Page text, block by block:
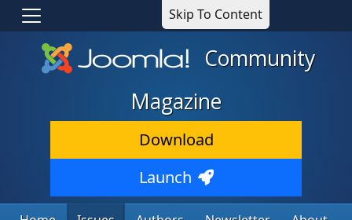
Skip To Content
Community
Magazine
Download
Launch